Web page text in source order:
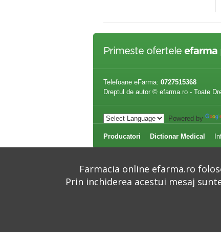
Primeste ofertele efarma
Telefoane eFarma: 0727515368
Dreptul de autor © efarma.ro - Toate
Powered by
Producatori Dictionar Medical
Farmacia online efarma.ro
Prin inchiderea acestui mesaj